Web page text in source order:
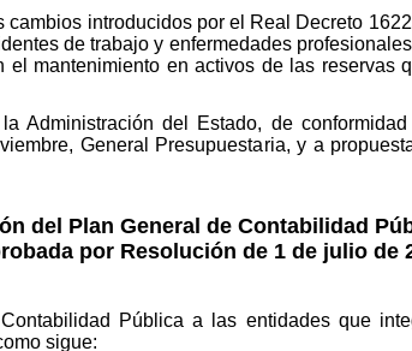
introducidos por el Real Decreto
de trabajo y enfermedades
el mantenimiento en activos de las reservas
Administración del Estado, de
General Presupuestaria, y a
del Plan General de Contabilidad
por Resolución de 1 de julio de
Pública a las entidades que
sigue: